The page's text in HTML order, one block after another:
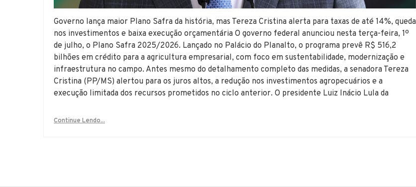
Governo lança maior Plano Safra da história, mas Tereza Cristina alerta para taxas de até 14%, queda
nos investimentos e baixa execução orçamentária O governo federal anunciou nesta terça-feira, 1º
de julho, o Plano Safra 2025/2026. Lançado no Palácio do Planalto, o programa prevê R$ 516,2
bilhões em crédito para a agricultura empresarial, com foco em sustentabilidade, modernização e
infraestrutura no campo. Antes mesmo do detalhamento completo das medidas, a senadora Tereza
Cristina (PP/MS) alertou para os juros altos, a redução nos investimentos agropecuários e a
execução limitada dos recursos prometidos no ciclo anterior. O presidente Luiz Inácio Lula da
Continue Lendo...